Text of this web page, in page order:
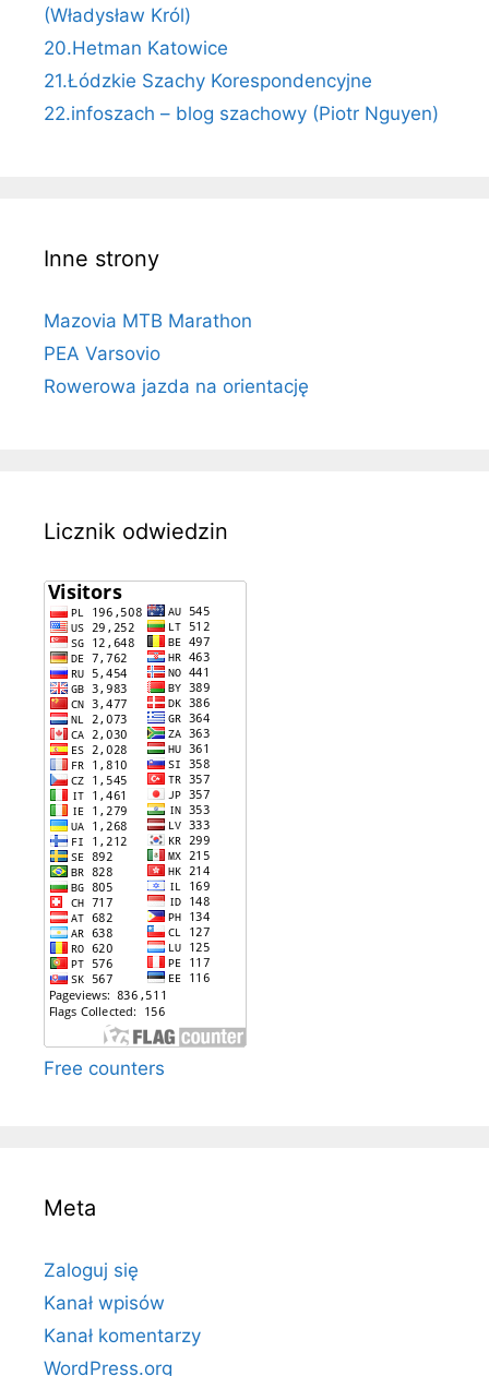
(Władysław Król)
20.Hetman Katowice
21.Łódzkie Szachy Korespondencyjne
22.infoszach – blog szachowy (Piotr Nguyen)
Inne strony
Mazovia MTB Marathon
PEA Varsovio
Rowerowa jazda na orientację
Licznik odwiedzin
Free counters
Meta
Zaloguj się
Kanał wpisów
Kanał komentarzy
WordPress.org